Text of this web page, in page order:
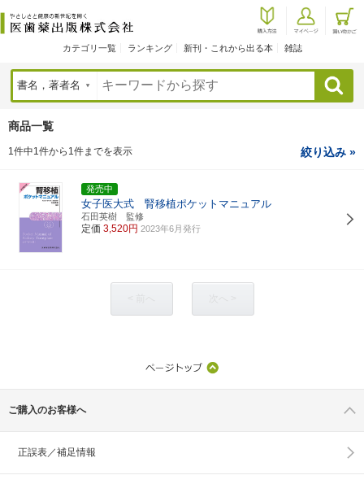
カテゴリ一覧 ランキング 新刊・これから出る本 雑誌
検索
商品一覧
1件中1件から1件までを表示 絞り込み »
発売中
女子医大式 腎移植ポケットマニュアル
石田英樹 監修
定価 3,520円 2023年6月発行
ご購入のお客様へ
正誤表／補足情報